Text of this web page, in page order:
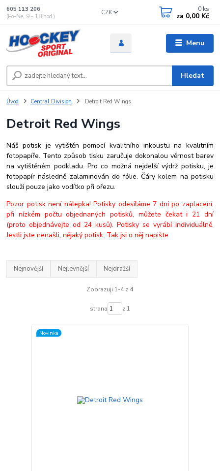
Menu
CZK
Hledat
605 113 206
(Po-Ne, 9 - 18 hod.)
0 ks
za 0,00 Kč
Úvod Central Division Detroit Red Wings
Detroit Red Wings
Náš potisk je vytištěn pomocí kvalitního inkoustu na kvalitním
fotopapíře. Tento způsob tisku zaručuje dokonalou věrnost barev
na vytištěném podkladu. Pro co možná nejdelší výdrž potisku, je
fotopapír následně zalaminován do fólie. Čáry kolem na potisku
slouží pouze jako vodítko při ořezu.
Pozor potisk není nálepka! Potisky odesíláme 7 dní po zaplacení,
při nízkém počtu objednaných potisků, můžete čekat i 21 dní
(proto objednávejte od 24 kusů). Potisky se vyrábí individuálně.
Jestli jste nenašli, nějaký potisk. Tak jsi o něj napište
Nejnovější Nejlevnější Nejdražší
Zobrazuji 1-4 z 4
strana z 1
Novinka